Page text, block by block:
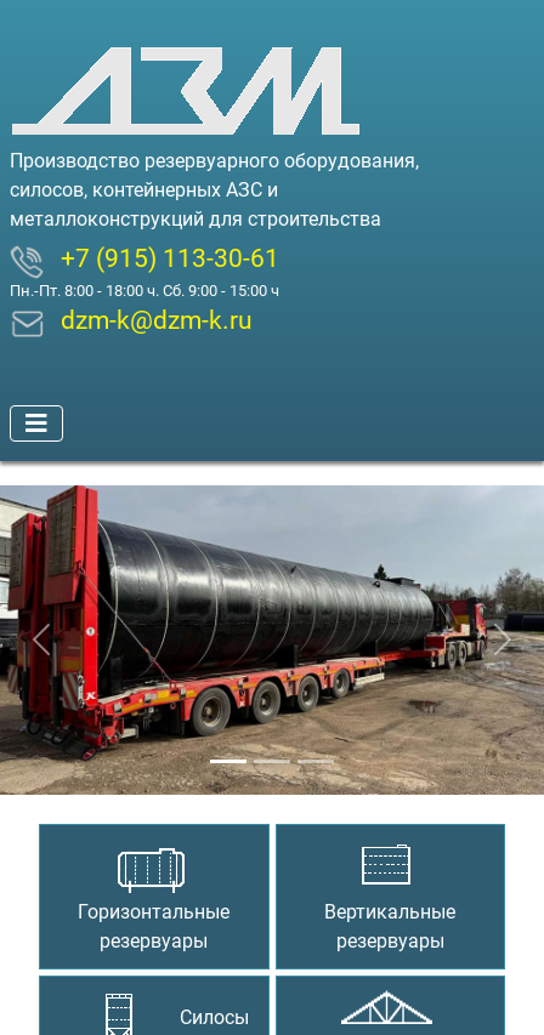
Производство резервуарного оборудования,
силосов, контейнерных АЗС и
металлоконструкций для строительства
+7 (915) 113-30-61
Пн.-Пт. 8:00 - 18:00 ч. Сб. 9:00 - 15:00 ч
dzm-k@dzm-k.ru
Предыдущий
Горизонтальные
резервуары
Вертикальные
резервуары
Силосы